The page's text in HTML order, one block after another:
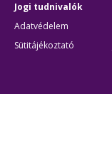
Jogi tudnivalók
Adatvédelem
Sütitájékoztató